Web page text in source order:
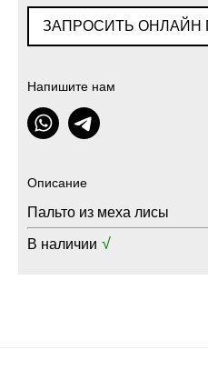
ЗАПРОСИТЬ ОНЛАЙН
Напишите нам
Описание
Пальто из меха лисы
В наличии √